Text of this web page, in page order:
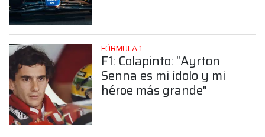
FÓRMULA 1
F1: Colapinto: "Ayrton
Senna es mi ídolo y mi
héroe más grande"